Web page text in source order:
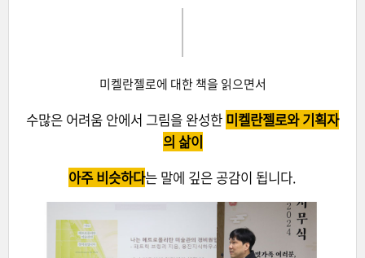
미켈란젤로에 대한 책을 읽으면서
수많은 어려움 안에서 그림을 완성한 미켈란젤로와 기획자
의 삶이
아주 비슷하다는 말에 깊은 공감이 됩니다.